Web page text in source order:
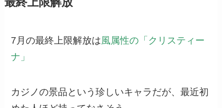
7月の最終上限解放は風属性の「クリスティー
ナ」
カジノの景品という珍しいキャラだが、最近初